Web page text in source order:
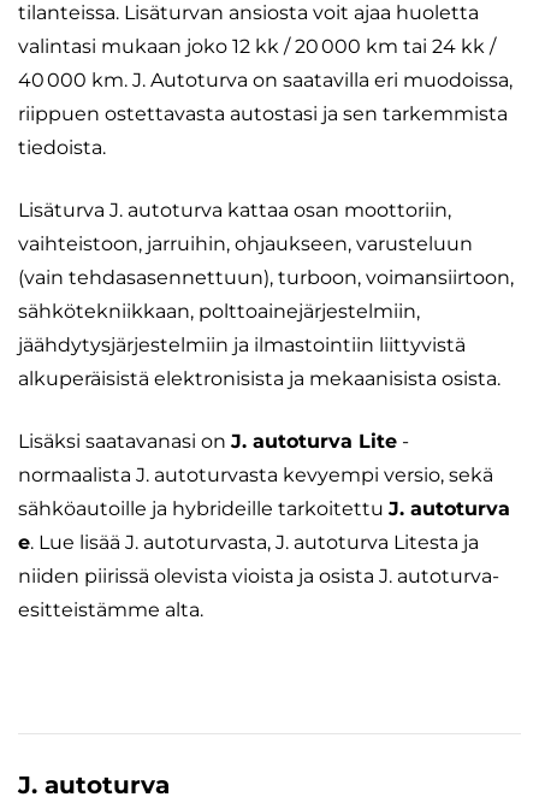
tilanteissa. Lisäturvan ansiosta voit ajaa huoletta
valintasi mukaan joko 12 kk / 20 000 km tai 24 kk /
40 000 km. J. Autoturva on saatavilla eri muodoissa,
riippuen ostettavasta autostasi ja sen tarkemmista
tiedoista.
Lisäturva J. autoturva kattaa osan moottoriin,
vaihteistoon, jarruihin, ohjaukseen, varusteluun
(vain tehdasasennettuun), turboon, voimansiirtoon,
sähkötekniikkaan, polttoainejärjestelmiin,
jäähdytysjärjestelmiin ja ilmastointiin liittyvistä
alkuperäisistä elektronisista ja mekaanisista osista.
Lisäksi saatavanasi on J. autoturva Lite -
normaalista J. autoturvasta kevyempi versio, sekä
sähköautoille ja hybrideille tarkoitettu J. autoturva
e. Lue lisää J. autoturvasta, J. autoturva Litesta ja
niiden piirissä olevista vioista ja osista J. autoturva-
esitteistämme alta.
J. autoturva